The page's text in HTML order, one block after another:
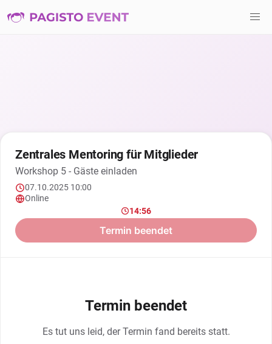
Zentrales Mentoring für Mitglieder
Workshop 5 - Gäste einladen
07.10.2025 10:00
Online
14:56
Termin beendet
Termin beendet
Es tut uns leid, der Termin fand bereits statt.